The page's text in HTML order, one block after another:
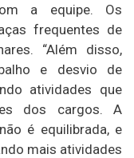
a equipe. Os
frequentes de
“Além disso,
e desvio de
atividades que
dos cargos. A
é equilibrada, e
mais atividades